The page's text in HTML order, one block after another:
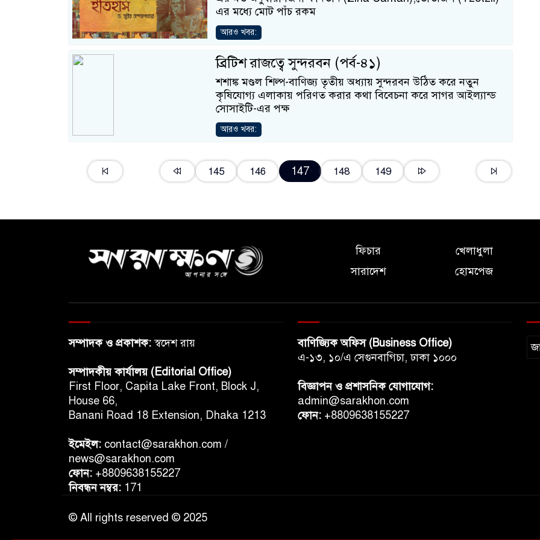
এর মধ্যে মোট পাঁচ রকম
আরও খবর:
ব্রিটিশ রাজত্বে সুন্দরবন (পর্ব-৪১)
শশাঙ্ক মণ্ডল শিল্প-বাণিজ্য তৃতীয় অধ্যায় সুন্দরবন উঠিত করে নতুন
কৃষিযোগ্য এলাকায় পরিণত করার কথা বিবেচনা করে সাগর আইল্যান্ড
সোসাইটি-এর পক্ষ
আরও খবর:
145 146 147 148 149
ফিচার খেলাধুলা
সারাদেশ
হোমপেজ
সম্পাদক ও প্রকাশক:স্বদেশ রায়
সম্পাদকীয় কার্যালয় (Editorial Office)
First Floor, Capita Lake Front, Block J,
House 66,
Banani Road 18 Extension, Dhaka 1213
ইমেইল: contact@sarakhon.com /
news@sarakhon.com
ফোন: +8809638155227
নিবন্ধন নম্বর: 171
বাণিজ্যিক অফিস (Business Office)
এ-১৩, ১০/এ সেগুনবাগিচা, ঢাকা ১০০০
বিজ্ঞাপন ও প্রশাসনিক যোগাযোগ:
admin@sarakhon.com
ফোন: +8809638155227
© All rights reserved © 2025